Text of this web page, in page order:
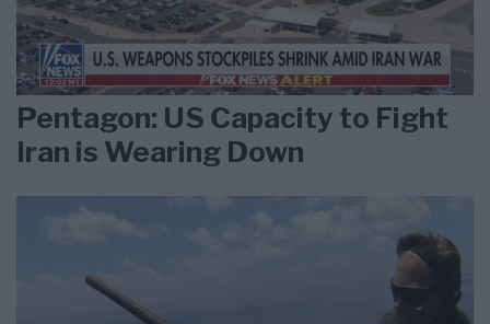
Pentagon: US Capacity to Fight
Iran is Wearing Down